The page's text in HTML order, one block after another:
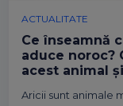
ACTUALITATE
Ce înseamnă
aduce noroc?
acest animal
Aricii sunt animale